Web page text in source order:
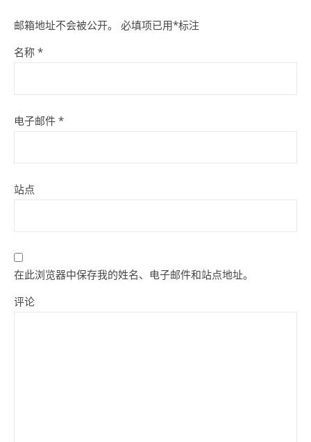
邮箱地址不会被公开。 必填项已用*标注
名称 *
电子邮件 *
站点
在此浏览器中保存我的姓名、电子邮件和站点地址。
评论